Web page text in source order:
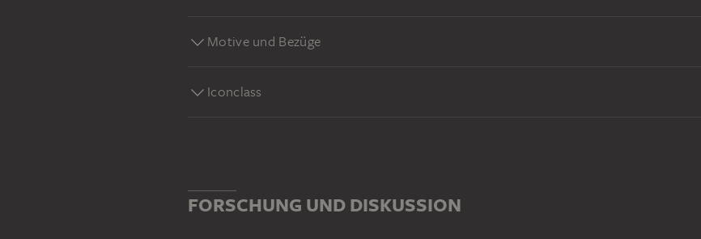
Motive und Bezüge
Iconclass
FORSCHUNG UND DISKUSSION